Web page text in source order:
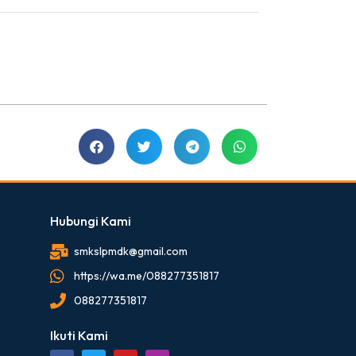
Hubungi Kami
smkslpmdk@gmail.com
https://wa.me/088277351817
088277351817
Ikuti Kami